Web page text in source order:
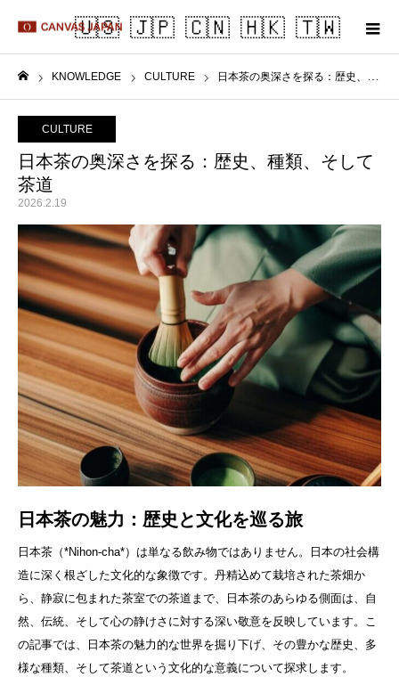
KNOWLEDGE CULTURE 日本茶の奥深さを探る：歴史、種類、そして茶道
CULTURE
日本茶の奥深さを探る：歴史、種類、そして
茶道
2026.2.19
日本茶の魅力：歴史と文化を巡る旅
日本茶（*Nihon-cha*）は単なる飲み物ではありません。日本の社会構
造に深く根ざした文化的な象徴です。丹精込めて栽培された茶畑か
ら、静寂に包まれた茶室での茶道まで、日本茶のあらゆる側面は、自
然、伝統、そして心の静けさに対する深い敬意を反映しています。こ
の記事では、日本茶の魅力的な世界を掘り下げ、その豊かな歴史、多
様な種類、そして茶道という文化的な意義について探求します。